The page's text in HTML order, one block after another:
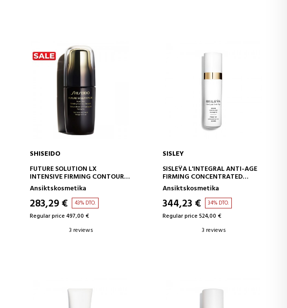
ADD TO CART
SHISEIDO
FUTURE SOLUTION LX
INTENSIVE FIRMING CONTOUR
SERUM
ÅTSTRAMANDE SERUM FÖR
ANSIKTE OCH HALS
Ansiktskosmetika
283,29 € 43% DTO.
Regular price 497,00 €
3 reviews
ADD TO CART
SISLEY
SISLEŸA L'INTEGRAL ANTI-AGE
FIRMING CONCENTRATED
SERUM
Ansiktskosmetika
344,23 € 34% DTO.
Regular price 524,00 €
3 reviews